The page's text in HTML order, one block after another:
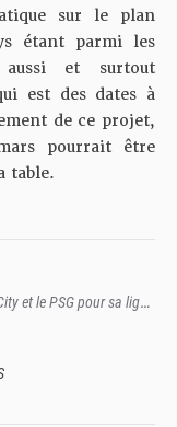
et le PSG pour sa ligue
sur le plan
étant parmi les
aussi et surtout
est des dates à
de ce projet,
pourrait être
table.